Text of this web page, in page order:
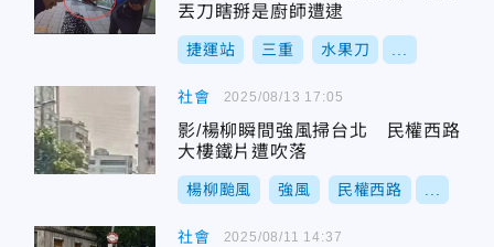
丟刀瞎掰是廚師遭逮
捷運站 三重 水果刀
社會
影/楊柳瞬間強風掃台北 民權西路
大樓鐵片遭吹落
楊柳颱風 強風 民權西路
2025/08/13 17:05
社會 2025/08/11 14:37